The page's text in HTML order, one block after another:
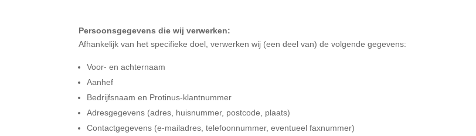
Persoonsgegevens die wij verwerken:
Afhankelijk van het specifieke doel, verwerken wij (een deel van) de volgende gegevens:
Voor- en achternaam
Aanhef
Bedrijfsnaam en Protinus-klantnummer
Adresgegevens (adres, huisnummer, postcode, plaats)
Contactgegevens (e-mailadres, telefoonnummer, eventueel faxnummer)